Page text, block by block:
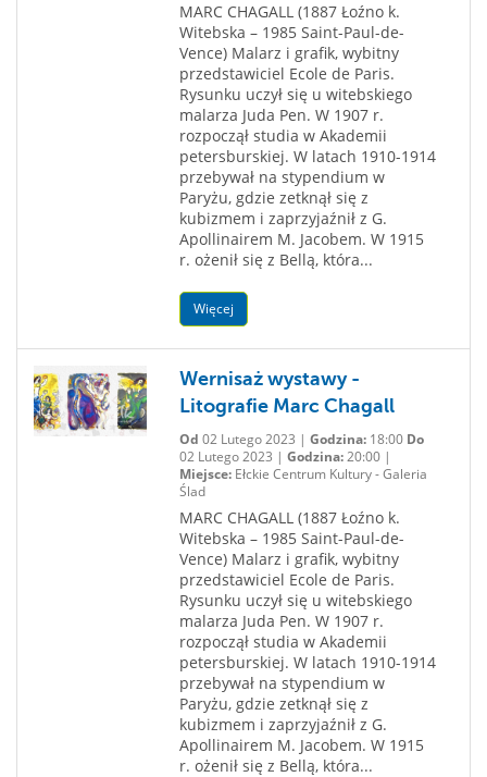
MARC CHAGALL (1887 Łoźno k.
Witebska – 1985 Saint-Paul-de-
Vence) Malarz i grafik, wybitny
przedstawiciel Ecole de Paris.
Rysunku uczył się u witebskiego
malarza Juda Pen. W 1907 r.
rozpoczął studia w Akademii
petersburskiej. W latach 1910-1914
przebywał na stypendium w
Paryżu, gdzie zetknął się z
kubizmem i zaprzyjaźnił z G.
Apollinairem M. Jacobem. W 1915
r. ożenił się z Bellą, która...
Więcej
Wernisaż wystawy -
Litografie Marc Chagall
Od 02 Lutego 2023 | Godzina:18:00 Do
02 Lutego 2023 | Godzina:20:00 |
Miejsce:Ełckie Centrum Kultury - Galeria
Ślad
MARC CHAGALL (1887 Łoźno k.
Witebska – 1985 Saint-Paul-de-
Vence) Malarz i grafik, wybitny
przedstawiciel Ecole de Paris.
Rysunku uczył się u witebskiego
malarza Juda Pen. W 1907 r.
rozpoczął studia w Akademii
petersburskiej. W latach 1910-1914
przebywał na stypendium w
Paryżu, gdzie zetknął się z
kubizmem i zaprzyjaźnił z G.
Apollinairem M. Jacobem. W 1915
r. ożenił się z Bellą, która...